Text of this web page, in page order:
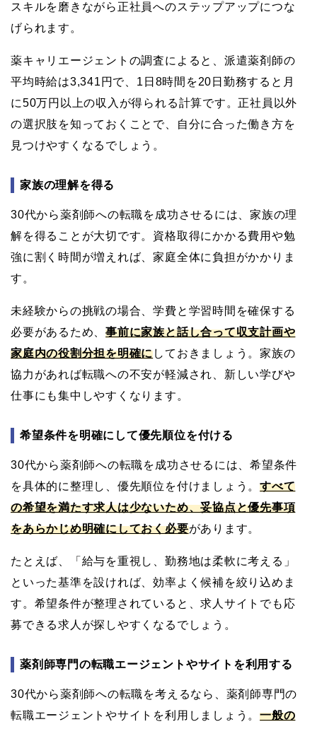
スキルを磨きながら正社員へのステップアップにつな
げられます。
薬キャリエージェントの調査によると、派遣薬剤師の
平均時給は3,341円で、1日8時間を20日勤務すると月
に50万円以上の収入が得られる計算です。正社員以外
の選択肢を知っておくことで、自分に合った働き方を
見つけやすくなるでしょう。
家族の理解を得る
30代から薬剤師への転職を成功させるには、家族の理
解を得ることが大切です。資格取得にかかる費用や勉
強に割く時間が増えれば、家庭全体に負担がかかりま
す。
未経験からの挑戦の場合、学費と学習時間を確保する
必要があるため、事前に家族と話し合って収支計画や
家庭内の役割分担を明確にしておきましょう。家族の
協力があれば転職への不安が軽減され、新しい学びや
仕事にも集中しやすくなります。
希望条件を明確にして優先順位を付ける
30代から薬剤師への転職を成功させるには、希望条件
を具体的に整理し、優先順位を付けましょう。すべて
の希望を満たす求人は少ないため、妥協点と優先事項
をあらかじめ明確にしておく必要があります。
たとえば、「給与を重視し、勤務地は柔軟に考える」
といった基準を設ければ、効率よく候補を絞り込めま
す。希望条件が整理されていると、求人サイトでも応
募できる求人が探しやすくなるでしょう。
薬剤師専門の転職エージェントやサイトを利用する
30代から薬剤師への転職を考えるなら、薬剤師専門の
転職エージェントやサイトを利用しましょう。一般の